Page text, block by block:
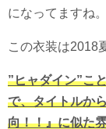
になってますね。
この衣装は2018
”ヒャダイン”こ
で、タイトルか
向！！』に似た